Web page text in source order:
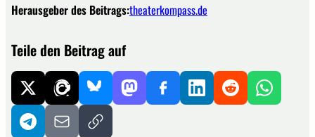
Herausgeber des Beitrags:theaterkompass.de
Teile den Beitrag auf